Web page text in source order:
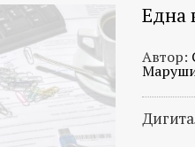
Една
Автор: